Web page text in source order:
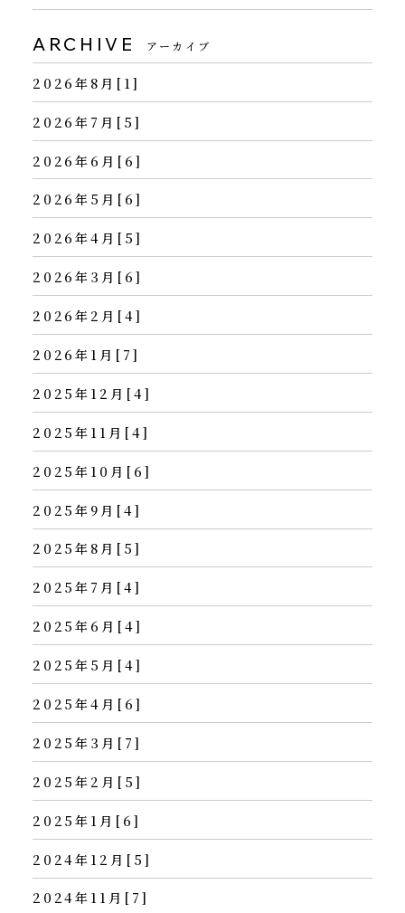
ARCHIVE アーカイブ
2026年8月[1]
2026年7月[5]
2026年6月[6]
2026年5月[6]
2026年4月[5]
2026年3月[6]
2026年2月[4]
2026年1月[7]
2025年12月[4]
2025年11月[4]
2025年10月[6]
2025年9月[4]
2025年8月[5]
2025年7月[4]
2025年6月[4]
2025年5月[4]
2025年4月[6]
2025年3月[7]
2025年2月[5]
2025年1月[6]
2024年12月[5]
2024年11月[7]